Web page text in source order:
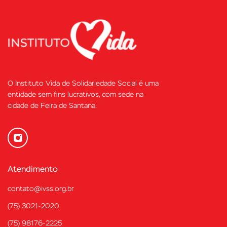
O Instituto Vida de Solidariedade Social é uma
entidade sem fins lucrativos, com sede na
cidade de Feira de Santana.
Atendimento
contato@ivss.org.br
(75) 3021-2020
(75) 98176-2225